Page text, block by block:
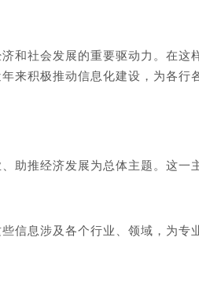
和社会发展的重要驱动力。在这
来积极推动信息化建设，为各行
助推经济发展为总体主题。这一
信息涉及各个行业、领域，为专